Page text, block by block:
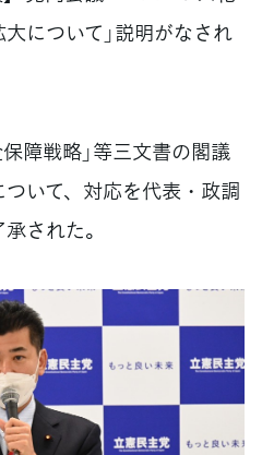
について」説明がなされ
保障戦略」等三文書の閣議
ついて、対応を代表・政調
された。